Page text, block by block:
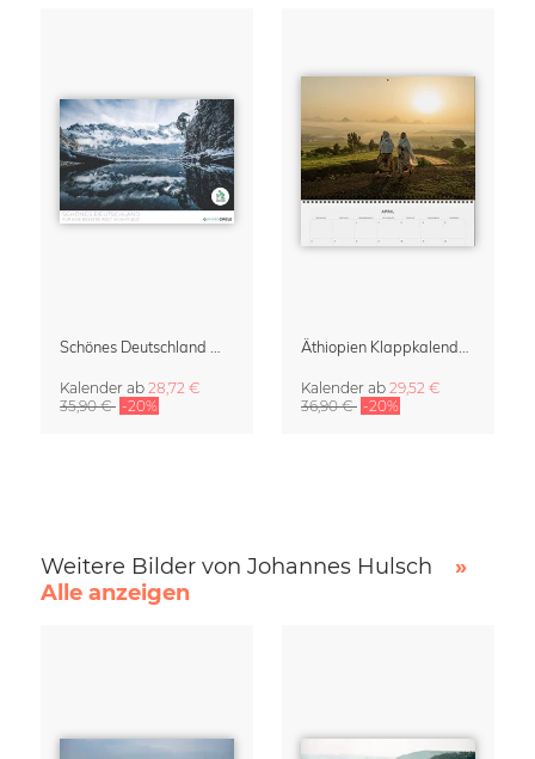
Kalender ab 28,72 €
35,90 € -20%
Kalender ab 29,52 €
36,90 € -20%
Weitere Bilder von Johannes Hulsch
»
Alle anzeigen